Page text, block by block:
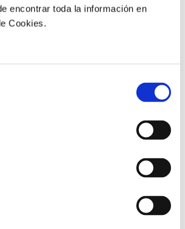
encontrar toda la información en
Cookies.